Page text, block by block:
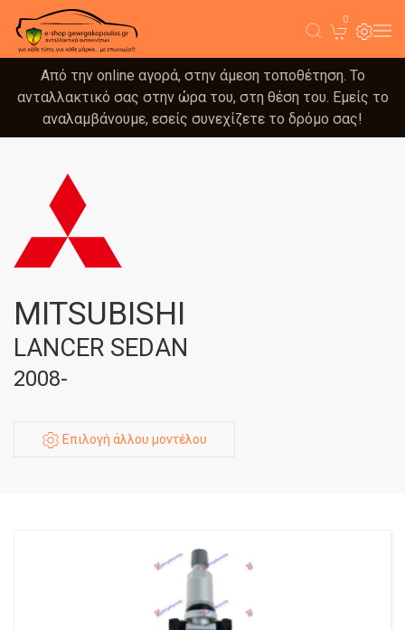
0
Από την online αγορά, στην άμεση τοποθέτηση. Το
ανταλλακτικό σας στην ώρα του, στη θέση του. Εμείς το
αναλαμβάνουμε, εσείς συνεχίζετε το δρόμο σας!
MITSUBISHI
LANCER SEDAN
2008-
Επιλογή άλλου μοντέλου